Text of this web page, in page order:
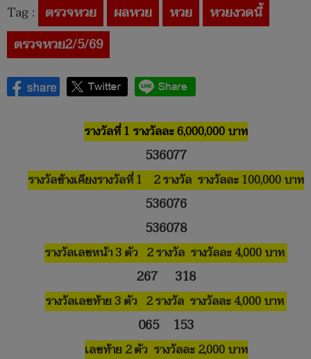
Tag : ตรวจหวย ผลหวย หวย
หวยงวดนี้
ตรวจหวย2/5/69
รางวัลที่ 1 รางวัลละ 6,000,000 บาท
536077
รางวัลข้างเคียงรางวัลที่ 1 2 รางวัล รางวัลละ 100,000 บาท
536076
536078
รางวัลเลขหน้า 3 ตัว 2 รางวัล รางวัลละ 4,000 บาท
267 318
รางวัลเลขท้าย 3 ตัว 2 รางวัล รางวัลละ 4,000 บาท
065 153
เลขท้าย 2 ตัว รางวัลละ 2,000 บาท